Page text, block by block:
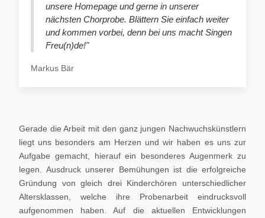
unsere Homepage und gerne in unserer
nächsten Chorprobe. Blättern Sie einfach weiter
und kommen vorbei, denn bei uns macht Singen
Freu(n)de!"
Markus Bär
Gerade die Arbeit mit den ganz jungen Nachwuchskünstlern
liegt uns besonders am Herzen und wir haben es uns zur
Aufgabe gemacht, hierauf ein besonderes Augenmerk zu
legen. Ausdruck unserer Bemühungen ist die erfolgreiche
Gründung von gleich drei Kinderchören unterschiedlicher
Altersklassen, welche ihre Probenarbeit eindrucksvoll
aufgenommen haben. Auf die aktuellen Entwicklungen